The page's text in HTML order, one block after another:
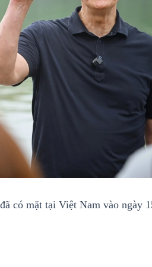
có mặt tại Việt Nam vào ngày